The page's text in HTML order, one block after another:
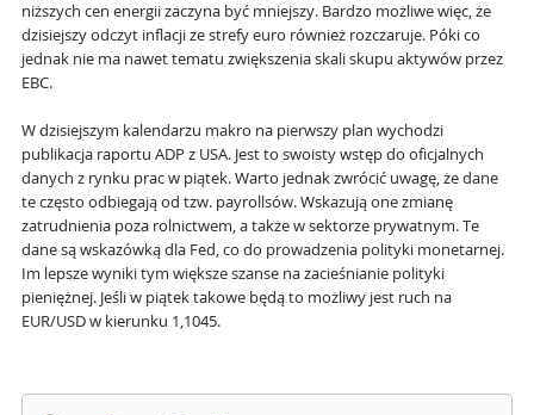
niższych cen energii zaczyna być mniejszy. Bardzo możliwe więc, że
dzisiejszy odczyt inflacji ze strefy euro również rozczaruje. Póki co
jednak nie ma nawet tematu zwiększenia skali skupu aktywów przez
EBC.
W dzisiejszym kalendarzu makro na pierwszy plan wychodzi
publikacja raportu ADP z USA. Jest to swoisty wstęp do oficjalnych
danych z rynku prac w piątek. Warto jednak zwrócić uwagę, że dane
te często odbiegają od tzw. payrollsów. Wskazują one zmianę
zatrudnienia poza rolnictwem, a także w sektorze prywatnym. Te
dane są wskazówką dla Fed, co do prowadzenia polityki monetarnej.
Im lepsze wyniki tym większe szanse na zacieśnianie polityki
pieniężnej. Jeśli w piątek takowe będą to możliwy jest ruch na
EUR/USD w kierunku 1,1045.